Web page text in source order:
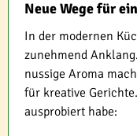
Neue Wege für
In der modernen
zunehmend
nussige Aroma
für kreative
ausprobiert habe: